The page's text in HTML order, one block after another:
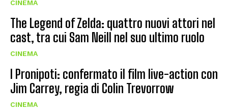
CINEMA
The Legend of Zelda: quattro nuovi attori nel
cast, tra cui Sam Neill nel suo ultimo ruolo
CINEMA
I Pronipoti: confermato il film live-action con
Jim Carrey, regia di Colin Trevorrow
CINEMA